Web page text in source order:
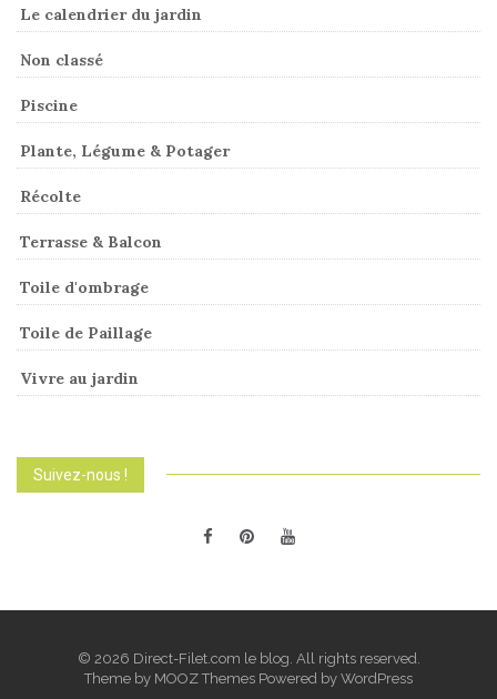
Le calendrier du jardin
Non classé
Piscine
Plante, Légume & Potager
Récolte
Terrasse & Balcon
Toile d'ombrage
Toile de Paillage
Vivre au jardin
Suivez-nous !
© 2026 Direct-Filet.com le blog. All rights reserved.
Theme by MOOZ Themes Powered by WordPress